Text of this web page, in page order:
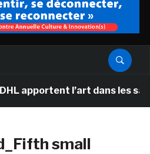
apportent l’art dans les salles
small